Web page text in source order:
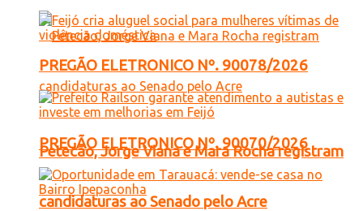
Petecão, Jorge Viana e Mara Rocha registram
candidaturas ao Senado pelo Acre
PREGÃO ELETRONICO Nº. 90078/2026
PREGÃO ELETRONICO Nº. 90070/2026